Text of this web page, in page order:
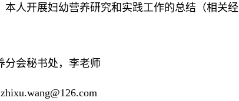
人开展妇幼营养研究和实践工作的总结（相关经
分会秘书处，李老师